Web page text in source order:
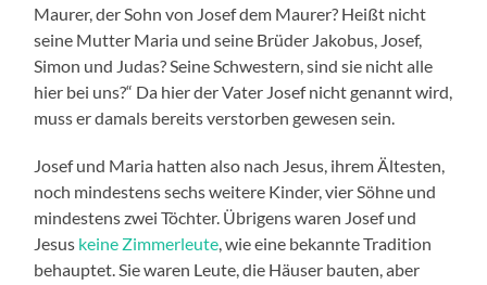
Maurer, der Sohn von Josef dem Maurer? Heißt nicht
seine Mutter Maria und seine Brüder Jakobus, Josef,
Simon und Judas? Seine Schwestern, sind sie nicht alle
hier bei uns?“ Da hier der Vater Josef nicht genannt wird,
muss er damals bereits verstorben gewesen sein.
Josef und Maria hatten also nach Jesus, ihrem Ältesten,
noch mindestens sechs weitere Kinder, vier Söhne und
mindestens zwei Töchter. Übrigens waren Josef und
Jesus keine Zimmerleute, wie eine bekannte Tradition
behauptet. Sie waren Leute, die Häuser bauten, aber